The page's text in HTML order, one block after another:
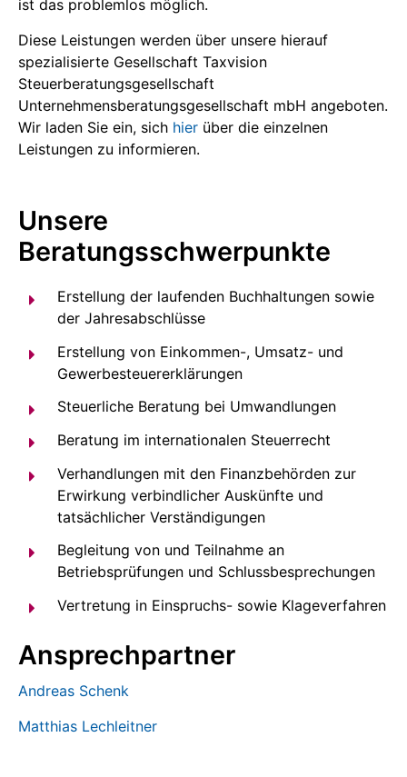
ist das problemlos möglich.
Diese Leistungen werden über unsere hierauf
spezialisierte Gesellschaft Taxvision
Steuerberatungsgesellschaft
Unternehmensberatungsgesellschaft mbH angeboten.
Wir laden Sie ein, sich hierüber die einzelnen
Leistungen zu informieren.
Unsere
Beratungsschwerpunkte
Erstellung der laufenden Buchhaltungen sowie
der Jahresabschlüsse
Erstellung von Einkommen-, Umsatz- und
Gewerbesteuererklärungen
Steuerliche Beratung bei Umwandlungen
Beratung im internationalen Steuerrecht
Verhandlungen mit den Finanzbehörden zur
Erwirkung verbindlicher Auskünfte und
tatsächlicher Verständigungen
Begleitung von und Teilnahme an
Betriebsprüfungen und Schlussbesprechungen
Vertretung in Einspruchs- sowie Klageverfahren
Ansprechpartner
Andreas Schenk
Matthias Lechleitner